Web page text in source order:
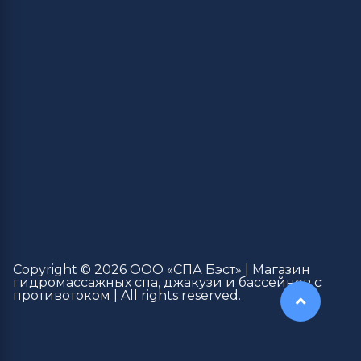
Copyright © 2026 ООО «СПА Бэст» | Магазин
гидромассажных спа, джакузи и бассейнов с
противотоком | All rights reserved.